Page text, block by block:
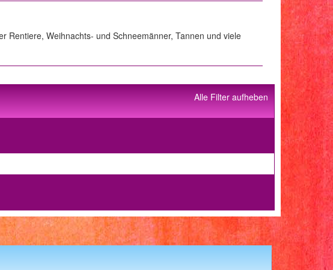
Rentiere, Weihnachts- und Schneemänner, Tannen und viele
Alle Filter aufheben